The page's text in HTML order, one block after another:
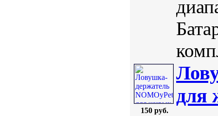
150 руб.
для